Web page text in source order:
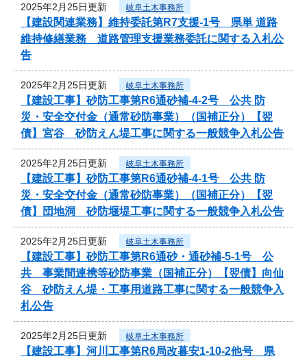
2025年2月25日更新 岐阜土木事務所
【建設関連業務】維持委託第R7支援-1号 県単 道路
維持修繕業務 道路管理支援業務委託に関する入札公
告
2025年2月25日更新 岐阜土木事務所
【建設工事】砂防工事第R6通砂補-4-2号 公共 防
災・安全交付金（通常砂防事業）（国補正分）【翌
債】宮谷 砂防えん堤工事に関する一般競争入札公告
2025年2月25日更新 岐阜土木事務所
【建設工事】砂防工事第R6通砂補-4-1号 公共 防
災・安全交付金（通常砂防事業）（国補正分）【翌
債】団地洞 砂防堰堤工事に関する一般競争入札公告
2025年2月25日更新 岐阜土木事務所
【建設工事】砂防工事第R6通砂・通砂補-5-1号 公
共 事業間連携等砂防事業（国補正分）【翌債】向仙
谷 砂防えん堤・工事用道路工事に関する一般競争入
札公告
2025年2月25日更新 岐阜土木事務所
【建設工事】河川工事第R6局改暮安1-10-2他号 県